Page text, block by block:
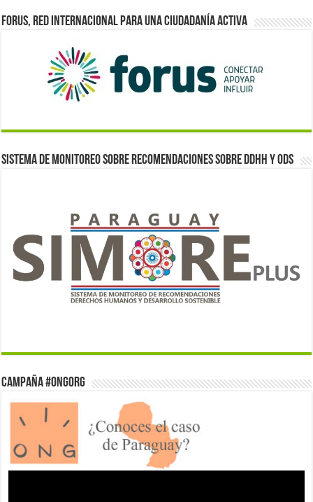
Forus, red internacional para una ciudadanía activa
Sistema de monitoreo sobre recomendaciones sobre DDHH y ODS
Campaña #ONGorg